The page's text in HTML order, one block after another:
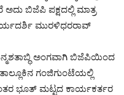
ಅದು ಬಿಜೆಪಿ ಪಕ್ಷದಲ್ಲಿ ಮಾತ್ರ
ಮುರಳಿಧರರಾವ್
ಅಂಗವಾಗಿ ಬಿಜೆಪಿಯಿಂದ
ಗಂಜಿಗುಂಟೆಯಲ್ಲಿ
ಭೂತ್ ಮಟ್ಟದ ಕಾರ್ಯಕರ್ತರ